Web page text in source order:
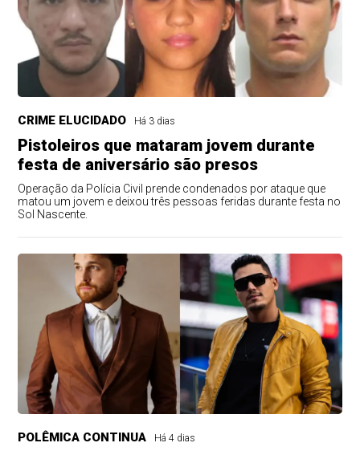
CRIME ELUCIDADO Há 3 dias
Pistoleiros que mataram jovem durante
festa de aniversário são presos
Operação da Polícia Civil prende condenados por ataque que
matou um jovem e deixou três pessoas feridas durante festa no
Sol Nascente.
POLÊMICA CONTINUA Há 4 dias